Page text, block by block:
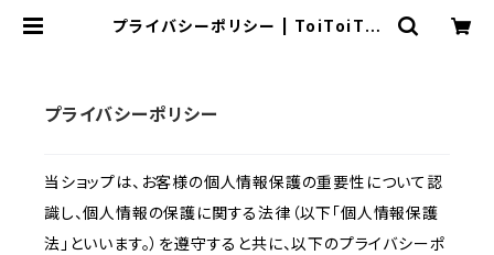
プライバシーポリシー | ToiToiToi
プライバシーポリシー
当ショップは、お客様の個人情報保護の重要性について認
識し、個人情報の保護に関する法律（以下「個人情報保護
法」といいます。）を遵守すると共に、以下のプライバシーポ